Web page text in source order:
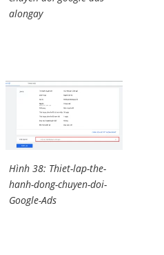
alongay
Hình 38: Thiet-lap-the-
hanh-dong-chuyen-doi-
Google-Ads